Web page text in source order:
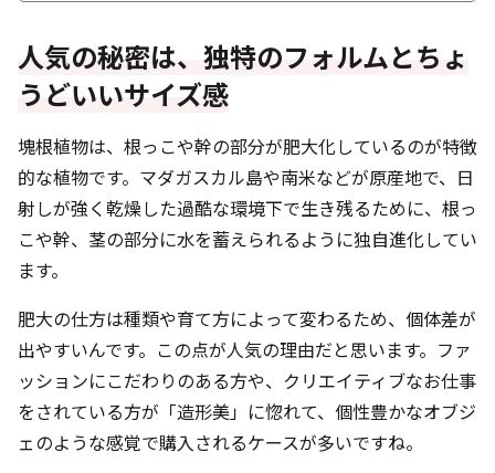
人気の秘密は、独特のフォルムとちょ
うどいいサイズ感
塊根植物は、根っこや幹の部分が肥大化しているのが特徴
的な植物です。マダガスカル島や南米などが原産地で、日
射しが強く乾燥した過酷な環境下で生き残るために、根っ
こや幹、茎の部分に水を蓄えられるように独自進化してい
ます。
肥大の仕方は種類や育て方によって変わるため、個体差が
出やすいんです。この点が人気の理由だと思います。ファ
ッションにこだわりのある方や、クリエイティブなお仕事
をされている方が「造形美」に惚れて、個性豊かなオブジ
ェのような感覚で購入されるケースが多いですね。